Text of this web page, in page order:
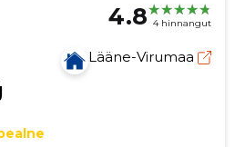
4.8 4 hinnangut
Lääne-Virumaa